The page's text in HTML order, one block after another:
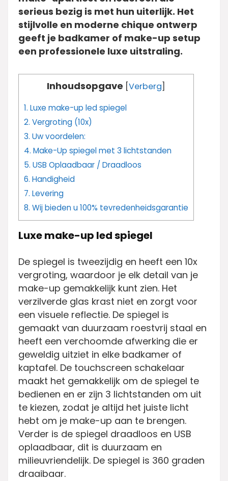
serieus bezig is met hun uiterlijk. Het
stijlvolle en moderne chique ontwerp
geeft je badkamer of make-up setup
een professionele luxe uitstraling.
Inhoudsopgave [Verberg]
1. Luxe make-up led spiegel
2. Vergroting (10x)
3. Uw voordelen:
4. Make-Up spiegel met 3 lichtstanden
5. USB Oplaadbaar / Draadloos
6. Handigheid
7. Levering
8. Wij bieden u 100% tevredenheidsgarantie
Luxe make-up led spiegel
De spiegel is tweezijdig en heeft een 10x
vergroting, waardoor je elk detail van je
make-up gemakkelijk kunt zien. Het
verzilverde glas krast niet en zorgt voor
een visuele reflectie. De spiegel is
gemaakt van duurzaam roestvrij staal en
heeft een verchoomde afwerking die er
geweldig uitziet in elke badkamer of
kaptafel. De touchscreen schakelaar
maakt het gemakkelijk om de spiegel te
bedienen en er zijn 3 lichtstanden om uit
te kiezen, zodat je altijd het juiste licht
hebt om je make-up aan te brengen.
Verder is de spiegel draadloos en USB
oplaadbaar, dit is duurzaam en
milieuvriendelijk. De spiegel is 360 graden
draaibaar.